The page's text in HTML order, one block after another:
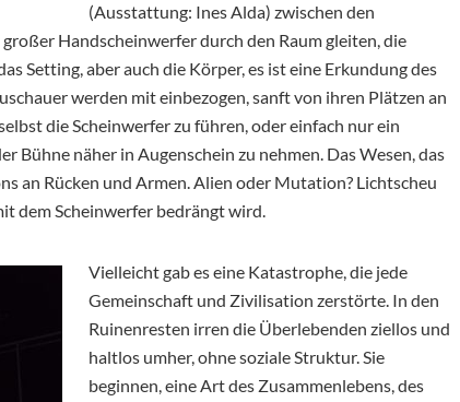
(Ausstattung: Ines Alda) zwischen den
Handscheinwerfer durch den Raum gleiten, die
Setting, aber auch die Körper, es ist eine Erkundung des
werden mit einbezogen, sanft von ihren Plätzen an
die Scheinwerfer zu führen, oder einfach nur ein
Bühne näher in Augenschein zu nehmen. Das Wesen, das
an Rücken und Armen. Alien oder Mutation? Lichtscheu
dem Scheinwerfer bedrängt wird.
Vielleicht gab es eine Katastrophe, die jede
Gemeinschaft und Zivilisation zerstörte. In den
Ruinenresten irren die Überlebenden ziellos und
haltlos umher, ohne soziale Struktur. Sie
beginnen, eine Art des Zusammenlebens, des